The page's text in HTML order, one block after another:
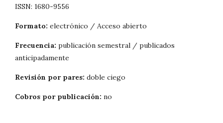
ISSN: 1680-9556
Formato: electrónico / Acceso abierto
Frecuencia: publicación semestral / publicados
anticipadamente
Revisión por pares: doble ciego
Cobros por publicación: no